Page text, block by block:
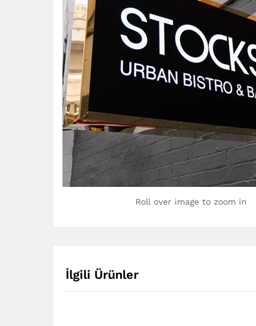
Roll over image to zoom in
İlgili Ürünler